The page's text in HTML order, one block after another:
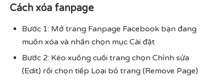
Cách xóa fanpage
Bước 1: Mở trang Fanpage Facebook bạn đang
muốn xóa và nhấn chọn mục Cài đặt
Bước 2: Kéo xuống cuối trang chọn Chỉnh sửa
(Edit) rồi chọn tiếp Loại bỏ trang (Remove Page)